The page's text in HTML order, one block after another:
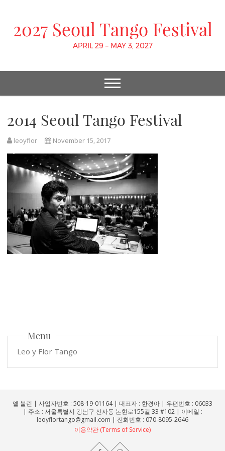
2027 Seoul Tango Festival
APRIL 29 – MAY 3, 2027
2014 Seoul Tango Festival
leoyflor November 15, 2017
Menu
Leo y Flor Tango
엘 불린 | 사업자번호 : 508-19-01164 | 대표자 : 한경아 | 우편번호 : 06033
| 주소 : 서울특별시 강남구 신사동 논현로155길 33 #102 | 이메일 :
leoyflortango@gmail.com | 전화번호 : 070-8095-2646
이용약관 (Terms of Service)